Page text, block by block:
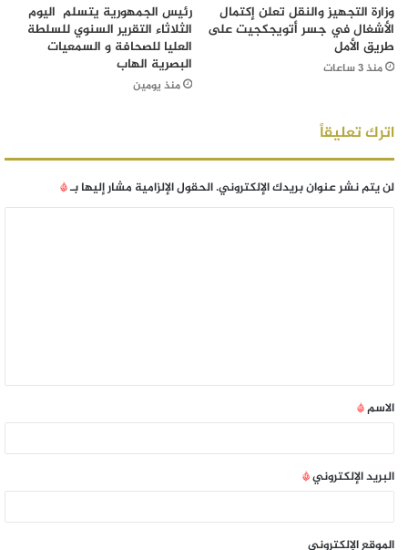
وزارة التجهيز والنقل تعلن إكتمال
الأشغال في جسر أتويجكجيت على
طريق الأمل
منذ 3 ساعات
رئيس الجمهورية يتسلم اليوم
الثلاثاء التقرير السنوي للسلطة
العليا للصحافة و السمعيات
البصرية الهاب
منذ يومين
اترك تعليقاً
لن يتم نشر عنوان بريدك الإلكتروني.الحقول الإلزامية مشار إليها بـ*
الاسم*
البريد الإلكتروني*
الموقع الإلكتروني